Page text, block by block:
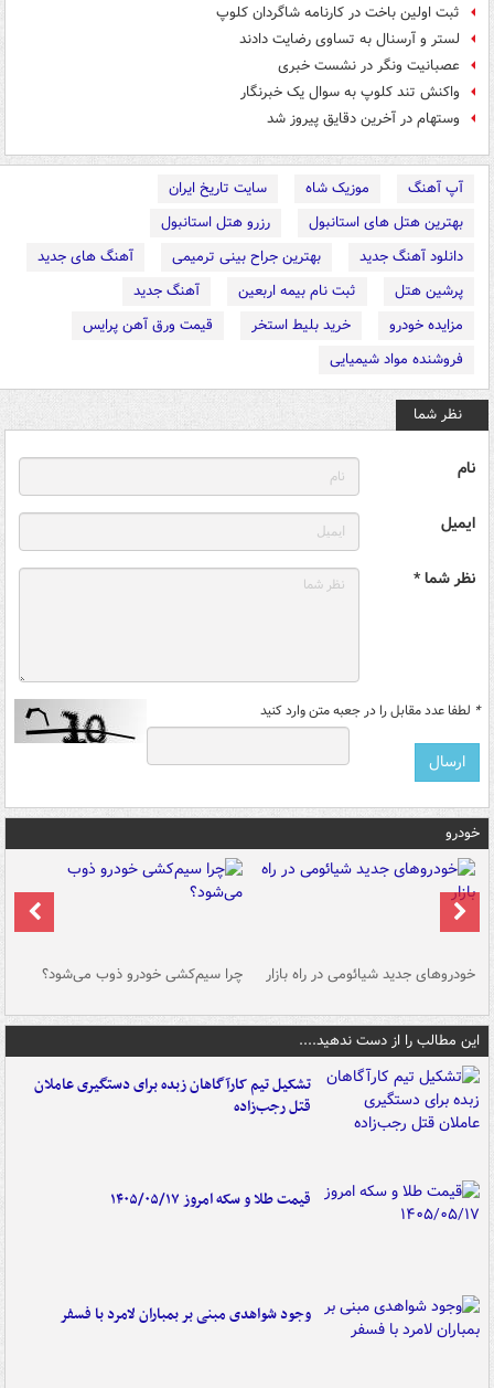
ثبت اولین باخت در کارنامه شاگردان کلوپ
لستر و آرسنال به تساوی رضایت دادند
عصبانیت ونگر در نشست خبری
واکنش تند کلوپ به سوال یک خبرنگار
وستهام در آخرین دقایق پیروز شد
آپ آهنگ موزیک شاه
سایت تاریخ ایران
بهترین هتل های استانبول
رزرو هتل استانبول
دانلود آهنگ جدید
بهترین جراح بینی ترمیمی
آهنگ های جدید
پرشین هتل
ثبت نام بیمه اربعین
آهنگ جدید
مزایده خودرو
خرید بلیط استخر
قیمت ورق آهن پرایس
فروشنده مواد شیمیایی
نظر شما
نام
ایمیل
نظر شما *
* لطفا عدد مقابل را در جعبه متن وارد کنید
خودرو
خودروهای جدید شیائومی در راه بازار چرا سیم‌کشی خودرو ذوب می‌شود؟
این مطالب را از دست ندهید....
تشکیل تیم کارآگاهان زبده برای دستگیری عاملان
قتل رجب‌زاده
قیمت طلا و سکه امروز ۱۴۰۵/۰۵/۱۷
وجود شواهدی مبنی بر بمباران لامرد با فسفر